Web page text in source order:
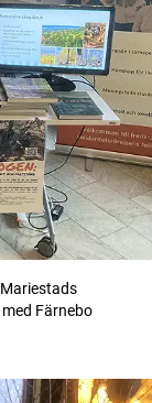
Färnebo